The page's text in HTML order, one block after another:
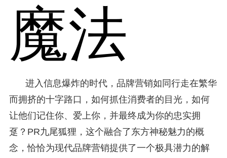
魔法
进入信息爆炸的时代，品牌营销如同行走在繁华
而拥挤的十字路口，如何抓住消费者的目光，如何
让他们记住你、爱上你，并最终成为你的忠实拥
趸？PR九尾狐狸，这个融合了东方神秘魅力的概
念，恰恰为现代品牌营销提供了一个极具潜力的解